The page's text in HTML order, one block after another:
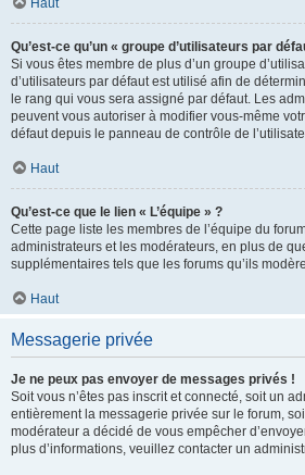
Haut
Qu’est-ce qu’un « groupe d’utilisateurs par
Si vous êtes membre de plus d’un groupe
d’utilisateurs par défaut est utilisé afin de
le rang qui vous sera assigné par défaut. Les
peuvent vous autoriser à modifier vous-même
défaut depuis le panneau de contrôle de
Haut
Qu’est-ce que le lien « L’équipe » ?
Cette page liste les membres de l’équipe du
administrateurs et les modérateurs, en plus de
supplémentaires tels que les forums qu’ils
Haut
Messagerie privée
Je ne peux pas envoyer de messages privés !
Soit vous n’êtes pas inscrit et connecté, soit un
entièrement la messagerie privée sur le forum,
modérateur a décidé de vous empêcher
plus d’informations, veuillez contacter un